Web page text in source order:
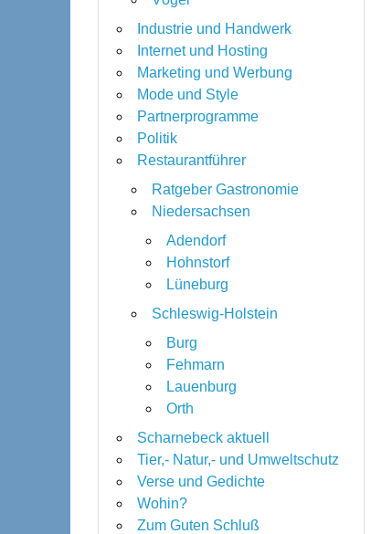
Industrie und Handwerk
Internet und Hosting
Marketing und Werbung
Mode und Style
Partnerprogramme
Politik
Restaurantführer
Ratgeber Gastronomie
Niedersachsen
Adendorf
Hohnstorf
Lüneburg
Schleswig-Holstein
Burg
Fehmarn
Lauenburg
Orth
Scharnebeck aktuell
Tier,- Natur,- und Umweltschutz
Verse und Gedichte
Wohin?
Zum Guten Schluß